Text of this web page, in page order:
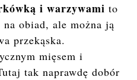
i warzywami to
obiad, ale można ją
przekąska.
mięsem i
tak naprawdę dobór